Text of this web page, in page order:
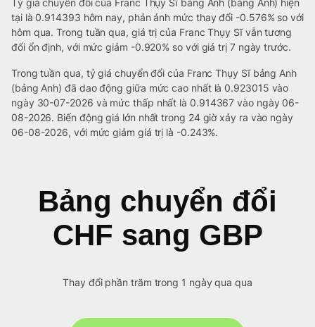
Tỷ giá chuyển đổi của Franc Thụy Sĩ bảng Anh (bảng Anh) hiện
tại là 0.914393 hôm nay, phản ánh mức thay đổi -0.576% so với
hôm qua. Trong tuần qua, giá trị của Franc Thụy Sĩ vẫn tương
đối ổn định, với mức giảm -0.920% so với giá trị 7 ngày trước.
Trong tuần qua, tỷ giá chuyển đổi của Franc Thụy Sĩ bảng Anh
(bảng Anh) đã dao động giữa mức cao nhất là 0.923015 vào
ngày 30-07-2026 và mức thấp nhất là 0.914367 vào ngày 06-
08-2026. Biến động giá lớn nhất trong 24 giờ xảy ra vào ngày
06-08-2026, với mức giảm giá trị là -0.243%.
Bảng chuyển đổi
CHF sang GBP
Thay đổi phần trăm trong 1 ngày qua qua